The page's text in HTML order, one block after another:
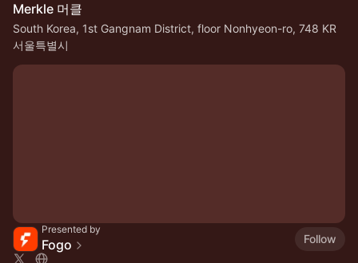
Merkle 머클
South Korea, 1st Gangnam District, floor Nonhyeon-ro, 748 KR
서울특별시
Presented by
Fogo Follow